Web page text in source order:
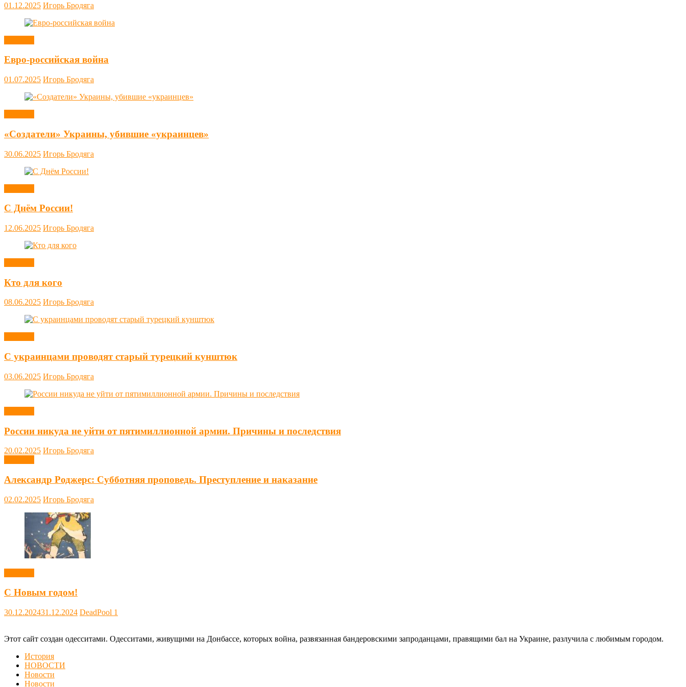
01.12.2025 Игорь Бродяга
Евро-российская война
01.07.2025 Игорь Бродяга
«Создатели» Украины, убившие «украинцев»
30.06.2025 Игорь Бродяга
С Днём России!
12.06.2025 Игорь Бродяга
Кто для кого
08.06.2025 Игорь Бродяга
С украинцами проводят старый турецкий кунштюк
03.06.2025 Игорь Бродяга
России никуда не уйти от пятимиллионной армии. Причины и последствия
20.02.2025 Игорь Бродяга
Александр Роджерс: Субботняя проповедь. Преступление и наказание
02.02.2025 Игорь Бродяга
С Новым годом!
30.12.202431.12.2024 DeadPool 1
Этот сайт создан одесситами. Одесситами, живущими на Донбассе, которых война, развязанная бандеровскими запроданцами, правящими бал на Украине, разлучила с любимым городом.
История
НОВОСТИ
Новости
Новости